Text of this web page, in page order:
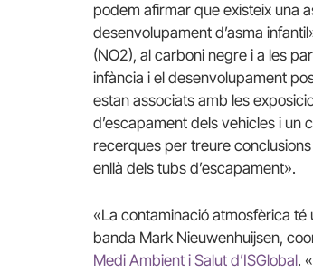
podem afirmar que existeix una
desenvolupament d’asma
(NO2), al carboni negre i a les
infància i el desenvolupament
estan associats amb les
d’escapament dels vehicles i un
recerques per treure
enllà dels tubs d’escapament».
«La contaminació atmosfèrica
banda Mark Nieuwenhuijsen,
Medi Ambient i Salut d’ISGlobal.